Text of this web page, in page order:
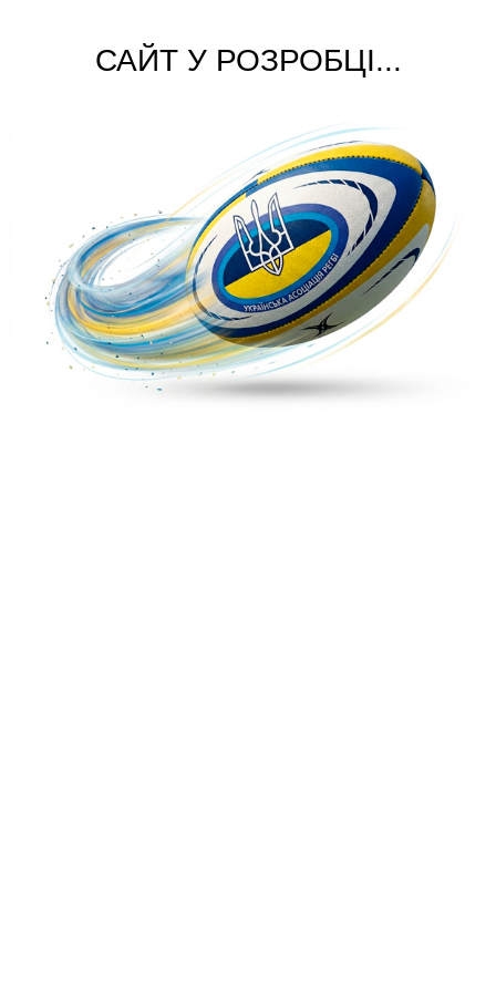
САЙТ У РОЗРОБЦІ...